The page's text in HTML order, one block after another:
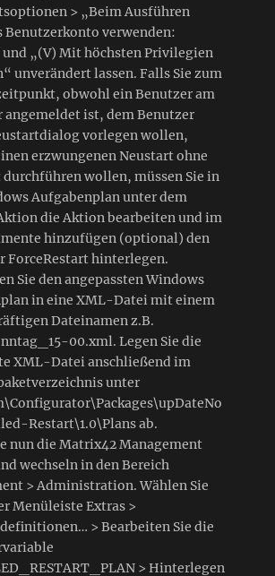
> „Beim Ausführen
Benutzerkonto verwenden:
und „(V) Mit höchsten Privilegien
unverändert lassen. Falls Sie zum
obwohl ein Benutzer am
angemeldet ist, dem Benutzer
vorlegen wollen,
erzwungenen Neustart ohne
durchführen wollen, müssen Sie in
Aufgabenplan unter dem
die Aktion bearbeiten und im
hinzufügen (optional) den
ForceRestart hinterlegen.
Sie den angepassten Windows
in eine XML-Datei mit einem
Dateinamen z.B.
00.xml. Legen Sie die
XML-Datei anschließend im
unter
Restart\1.0\Plans ab.
nun die Matrix42 Management
wechseln in den Bereich
> Administration. Wählen Sie
Menüleiste Extras >
> Bearbeiten Sie die
> Hinterlegen